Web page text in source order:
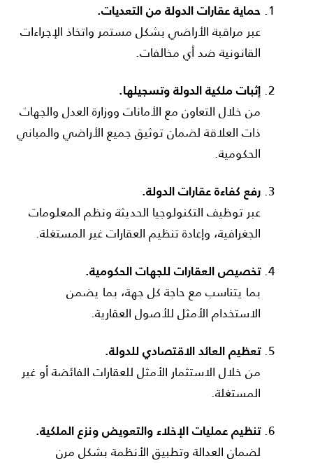
حماية عقارات الدولة من التعديات.
عبر مراقبة الأراضي بشكل مستمر واتخاذ الإجراءات
القانونية ضد أي مخالفات.
إثبات ملكية الدولة وتسجيلها.
من خلال التعاون مع الأمانات ووزارة العدل والجهات
ذات العلاقة لضمان توثيق جميع الأراضي والمباني
الحكومية.
رفع كفاءة عقارات الدولة.
عبر توظيف التكنولوجيا الحديثة ونظم المعلومات
الجغرافية، وإعادة تنظيم العقارات غير المستغلة.
تخصيص العقارات للجهات الحكومية.
بما يتناسب مع حاجة كل جهة، بما يضمن
الاستخدام الأمثل للأصول العقارية.
تعظيم العائد الاقتصادي للدولة.
من خلال الاستثمار الأمثل للعقارات الفائضة أو غير
المستغلة.
تنظيم عمليات الإخلاء والتعويض ونزع الملكية.
لضمان العدالة وتطبيق الأنظمة بشكل مرن